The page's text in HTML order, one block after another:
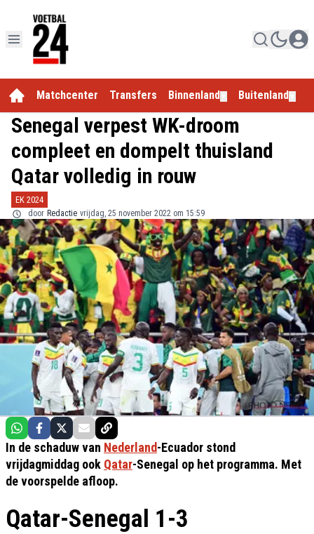
Matchcenter Transfers Binnenland Buitenland
Senegal verpest WK-droom
compleet en dompelt thuisland
Qatar volledig in rouw
EK 2024
door Redactie vrijdag, 25 november 2022 om 15:59
In de schaduw van Nederland-Ecuador stond
vrijdagmiddag ook Qatar-Senegal op het programma. Met
de voorspelde afloop.
Qatar-Senegal 1-3